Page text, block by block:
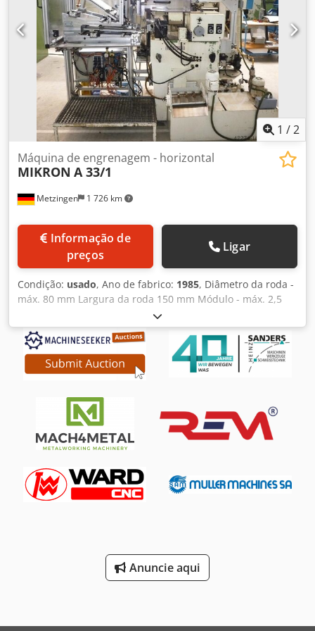
1 /2
Metzingen 1 726 km
Máquina de engrenagem - horizontal
MIKRON A 33/1
preços
Ligar
Condição: usado, Ano de fabrico: 1985, Diâmetro da roda -
máx. 80 mm Largura da roda 150 mm Módulo - máx. 2,5
Módulo - min. Potência total necessária 10 kW Peso da
máquina aprox. 2400 kg Máquinas de fresar engrenagens
totalmente automáticas para engrenagens sem-fim Tipo A
33 / 1 Ano 1985 Nº de série 14.06/14.07/14.15 DADOS
TÉCNICOS: Diâmetro máx. da roda sem depósito de
magazine de alimentação aprox. 50 mm Módulo máx. 2, /
2,5 Comprimento de fresagem axial aprox. 150 mm
Comprimento máx. de instalação da peça de trabalho
aprox. 200 mm Carro de fresagem giratório até 90 graus
fresagem máx. 0-14/18 mm Deslocação da fresa máx. 25
mm Velocidades da fresa 212 - 2.000 rpm Gama de
Sequência de trabalho totalmente automática e tempo de
inatividade mínimo graças ao controlo de programa
alimentação, ligar/desligar a fresa, para o dispositivo de
Anuncie aqui